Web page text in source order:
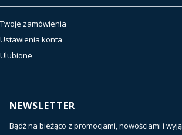
Twoje zamówienia
Ustawienia konta
Ulubione
NEWSLETTER
Bądź na bieżąco z promocjami, nowościami i